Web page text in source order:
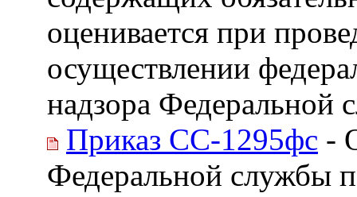
оценивается при
осуществлении
надзора Федеральной
Приказ СС-1295фс -
Федеральной службы